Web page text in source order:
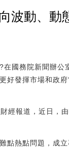
波動、動
國務院新聞辦
發揮市場和政府
經報道，近日，
點熱點問題，成